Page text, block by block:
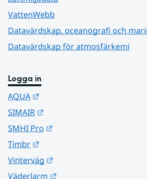
VattenWebb
Datavärdskap, oceanografi och
Datavärdskap för atmosfärkemi
Logga in
AQUA
SIMAIR
SMHI Pro
Timbr
Vinterväg
Väderlarm